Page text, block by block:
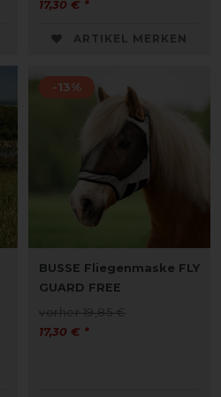
17,30 € *
ARTIKEL MERKEN
-13%
BUSSE Fliegenmaske FLY
GUARD FREE
vorher 19,85 €
17,30 € *